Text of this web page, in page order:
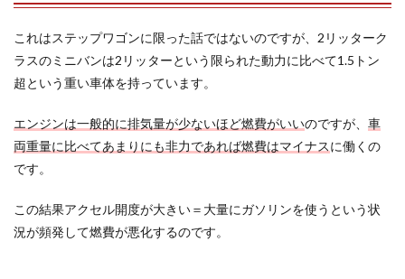
これはステップワゴンに限った話ではないのですが、2リッターク
ラスのミニバンは2リッターという限られた動力に比べて1.5トン
超という重い車体を持っています。
エンジンは一般的に排気量が少ないほど燃費がいいのですが、 車
両重量に比べてあまりにも非力であれば燃費はマイナスに働くの
です。
この結果アクセル開度が大きい＝大量にガソリンを使うという状
況が頻発して燃費が悪化するのです。